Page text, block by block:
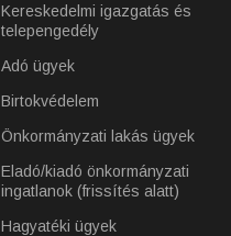
Kereskedelmi igazgatás és
telepengedély
Adó ügyek
Birtokvédelem
Önkormányzati lakás ügyek
Eladó/kiadó önkormányzati
ingatlanok (frissítés alatt)
Hagyatéki ügyek